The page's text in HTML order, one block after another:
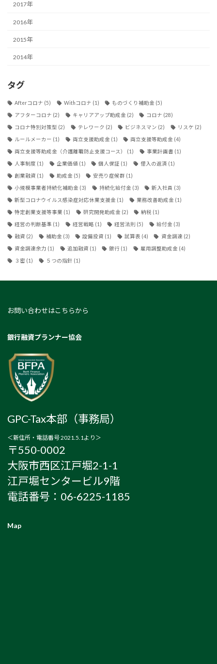
2017年
2016年
2015年
2014年
タグ
Afterコロナ (5) Withコロナ (1) ものづくり補助金 (5)
アフターコロナ (2) キャリアアップ助成金 (2) コロナ (28)
コロナ特別対策型 (2) テレワーク (2) ビジネスマン (2) リスケ (2)
ルールメーカー (1) 両立支援助成金 (1) 両立支援等助成金 (4)
両立支援等助成金（介護離職防止支援コース） (1) 事業計画書 (1)
人事制度 (1) 企業価値(1) 個人保証 (1) 借入の返済 (1)
創業融資 (1) 助成金 (5) 安売り症候群 (1)
小規模事業者持続化補助金 (3) 持続化給付金 (3) 新入社員 (3)
新型コロナウイルス感染症対応休業支援金 (1) 業務改善助成金 (1)
特定創業支援等事業 (1) 研究開発助成金 (2) 納税 (1)
経営の判断基準 (1) 経営戦略 (1) 経営法則 (5) 給付金 (3)
融資 (2) 補助金 (3) 設備投資 (1) 試算表 (4) 資金調達 (2)
資金調達余力 (1) 追加融資 (1) 銀行 (1) 雇用調整助成金 (4)
３密 (1) ５つの指針 (1)
お問い合わせはこちらから
銀行融資プランナー協会
GPC-Tax本部（事務局）
＜新住所・電話番号 2021.5.1より＞
〒550-0002
大阪市西区江戸堀2-1-1
江戸堀センタービル9階
電話番号：06-6225-1185
Map